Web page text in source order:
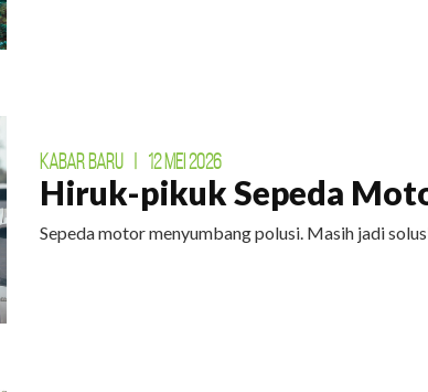
KABAR BARU | 12 MEI 2026
Hiruk-pikuk Sepeda
Sepeda motor menyumbang polusi. Masih jadi